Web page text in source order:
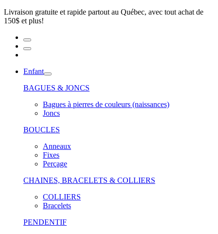
Livraison gratuite et rapide partout au Québec, avec tout achat de
150$ et plus!
Enfant
BAGUES & JONCS
Bagues à pierres de couleurs (naissances)
Joncs
BOUCLES
Anneaux
Fixes
Perçage
CHAINES, BRACELETS & COLLIERS
COLLIERS
Bracelets
PENDENTIF